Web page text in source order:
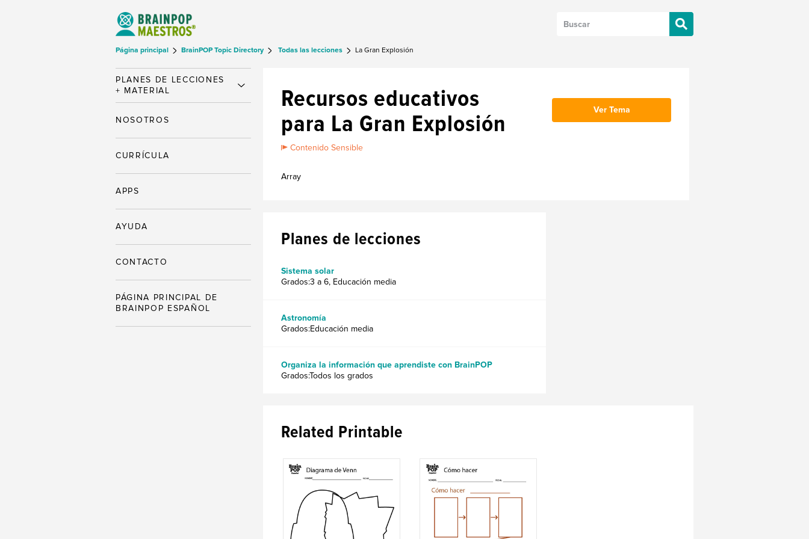
Página principal BrainPOP Topic Directory Todas las lecciones La Gran Explosión
Recursos educativos
para La Gran Explosión
Contenido Sensible
Array
Ver Tema
Planes de lecciones
Sistema solar
Grados:3 a 6, Educación media
Astronomía
Grados:Educación media
Organiza la información que aprendiste con BrainPOP
Grados:Todos los grados
Related Printable
PLANES DE LECCIONES
+ MATERIAL
NOSOTROS
CURRÍCULA
APPS
AYUDA
CONTACTO
PÁGINA PRINCIPAL DE
BRAINPOP ESPAÑOL